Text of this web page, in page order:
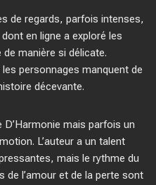
de regards, parfois intenses,
en ligne a exploré les
manière si délicate.
personnages manquent de
décevante.
mais parfois un
L’auteur a un talent
mais le rythme du
l’amour et de la perte sont